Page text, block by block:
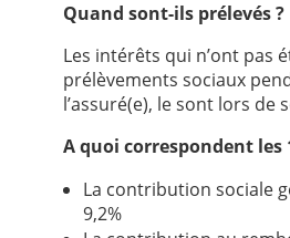
Quand sont-ils prélevés ?
Les intérêts qui n’ont pas
prélèvements sociaux
l’assuré(e), le sont lors de
A quoi correspondent les
La contribution sociale
9,2%